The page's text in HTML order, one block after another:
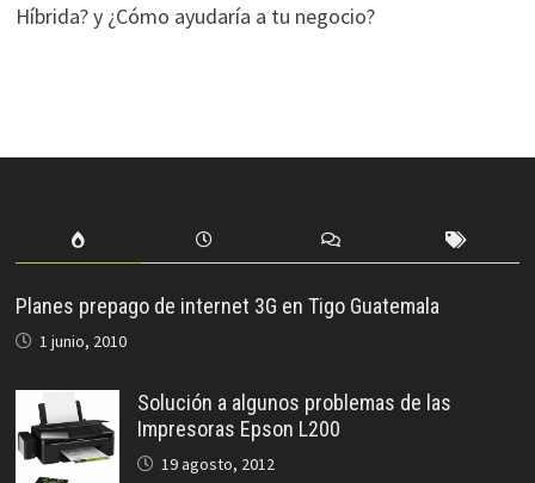
Híbrida? y ¿Cómo ayudaría a tu negocio?
Planes prepago de internet 3G en Tigo Guatemala
1 junio, 2010
Solución a algunos problemas de las
Impresoras Epson L200
19 agosto, 2012